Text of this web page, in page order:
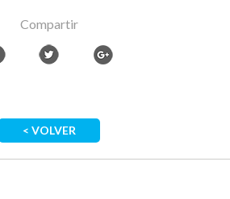
Compartir
< VOLVER